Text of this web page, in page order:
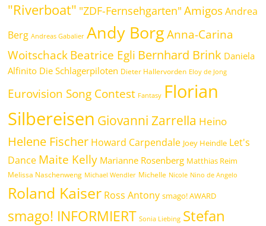
"Riverboat" "ZDF-Fernsehgarten" Amigos Andrea
Berg Andreas Gabalier Andy Borg Anna-Carina
WoitschackBeatrice Egli Bernhard Brink Daniela
Alfinito Die Schlagerpiloten Dieter Hallervorden Eloy de Jong
Eurovision Song Contest Fantasy Florian
Silbereisen Giovanni Zarrella Heino
Helene Fischer Howard Carpendale Joey Heindle Let's
Dance Maite Kelly Marianne Rosenberg Matthias Reim
Melissa Naschenweng Michael Wendler Michelle Nicole Nino de Angelo
Roland Kaiser Ross Antony smago! AWARD
smago! INFORMIERT Sonia Liebing Stefan